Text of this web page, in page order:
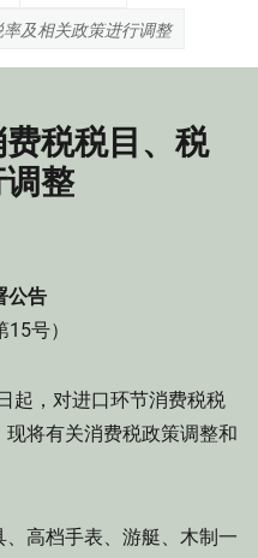
及相关政策进行调整
税税目、税
整
公告
15号）
起，对进口环节消费税税
将有关消费税政策调整和
高档手表、游艇、木制一